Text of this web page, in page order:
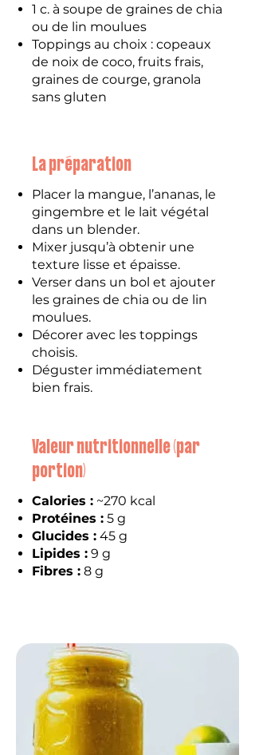
1 c. à soupe de graines de chia
ou de lin moulues
Toppings au choix : copeaux
de noix de coco, fruits frais,
graines de courge, granola
sans gluten
La préparation
Placer la mangue, l’ananas, le
gingembre et le lait végétal
dans un blender.
Mixer jusqu’à obtenir une
texture lisse et épaisse.
Verser dans un bol et ajouter
les graines de chia ou de lin
moulues.
Décorer avec les toppings
choisis.
Déguster immédiatement
bien frais.
Valeur nutritionnelle (par
portion)
Calories : ~270 kcal
Protéines : 5 g
Glucides : 45 g
Lipides : 9 g
Fibres : 8 g